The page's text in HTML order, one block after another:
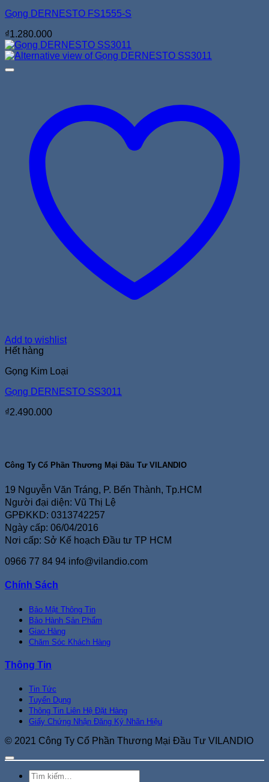
Gọng DERNESTO FS1555-S
₫1.280.000
Add to wishlist
Hết hàng
Gọng Kim Loại
Gọng DERNESTO SS3011
₫2.490.000
Công Ty Cổ Phần Thương Mại Đầu Tư VILANDIO
19 Nguyễn Văn Tráng, P. Bến Thành, Tp.HCM
Người đại diện: Vũ Thị Lệ
GPĐKKD: 0313742257
Ngày cấp: 06/04/2016
Nơi cấp: Sở Kế hoạch Đầu tư TP HCM
0966 77 84 94 info@vilandio.com
Chính Sách
Bảo Mật Thông Tin
Bảo Hành Sản Phẩm
Giao Hàng
Chăm Sóc Khách Hàng
Thông Tin
Tin Tức
Tuyển Dụng
Thông Tin Liên Hệ Đặt Hàng
Giấy Chứng Nhận Đăng Ký Nhãn Hiệu
© 2021 Công Ty Cổ Phần Thương Mại Đầu Tư VILANDIO
Tìm